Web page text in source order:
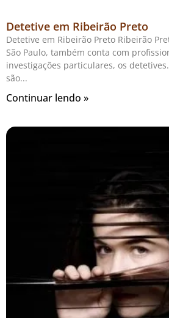
Detetive em Ribeirão Preto
Detetive em Ribeirão Preto Ribeirão
São Paulo, também conta com
investigações particulares, os
são
Continuar lendo »